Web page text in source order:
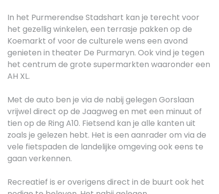
In het Purmerendse Stadshart kan je terecht voor
het gezellig winkelen, een terrasje pakken op de
Koemarkt of voor de culturele wens een avond
genieten in theater De Purmaryn. Ook vind je tegen
het centrum de grote supermarkten waaronder een
AH XL.
Met de auto ben je via de nabij gelegen Gorslaan
vrijwel direct op de Jaagweg en met een minuut of
tien op de Ring A10. Fietsend kan je alle kanten uit
zoals je gelezen hebt. Het is een aanrader om via de
vele fietspaden de landelijke omgeving ook eens te
gaan verkennen.
Recreatief is er overigens direct in de buurt ook het